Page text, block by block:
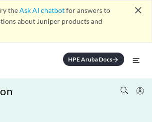
theAsk AI chatbotfor answers to
about Juniper products and
close
HPE Aruba Docsarrow_forward